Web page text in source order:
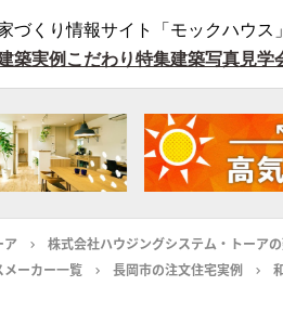
づくり情報サイト「モックハウス」
築実例 こだわり特集建築写真見学
ア 株式会社ハウジングシステム・トーアの
メーカー一覧 長岡市の注文住宅実例